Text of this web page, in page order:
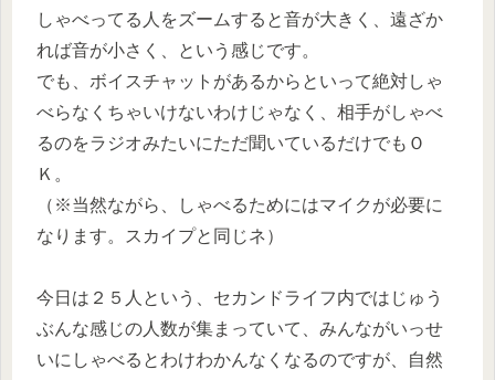
しゃべってる人をズームすると音が大きく、遠ざか
れば音が小さく、という感じです。
でも、ボイスチャットがあるからといって絶対しゃ
べらなくちゃいけないわけじゃなく、相手がしゃべ
るのをラジオみたいにただ聞いているだけでもＯ
Ｋ。
（※当然ながら、しゃべるためにはマイクが必要に
なります。スカイプと同じネ）
今日は２５人という、セカンドライフ内ではじゅう
ぶんな感じの人数が集まっていて、みんながいっせ
いにしゃべるとわけわかんなくなるのですが、自然